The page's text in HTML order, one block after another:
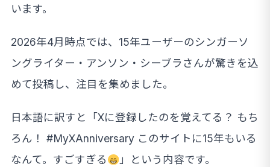
います。
2026年4月時点では、15年ユーザーのシンガーソ
ングライター・アンソン・シーブラさんが驚きを込
めて投稿し、注目を集めました。
日本語に訳すと「Xに登録したのを覚えてる？ もち
ろん！ #MyXAnniversary このサイトに15年もいる
なんて。すごすぎる
」という内容です。